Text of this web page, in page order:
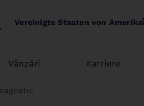
SEARCHVereinigte Staaten von Amerika
Vânzări Karriere